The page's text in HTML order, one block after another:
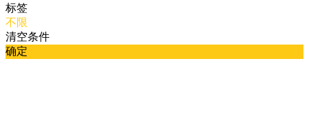
标签
不限
清空条件
确定